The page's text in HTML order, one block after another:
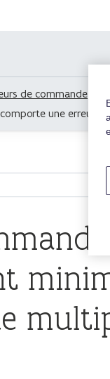
de commande
une erreur